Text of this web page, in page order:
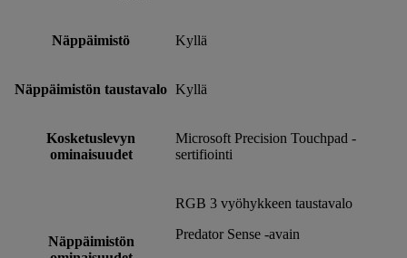
Näppäimistö Kyllä
Näppäimistön taustavalo Kyllä
Kosketuslevyn
ominaisuudet
Microsoft Precision Touchpad -
sertifiointi
Näppäimistön
RGB 3 vyöhykkeen taustavalo
Predator Sense -avain